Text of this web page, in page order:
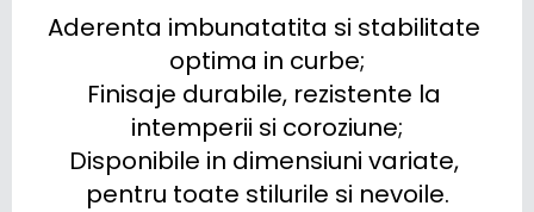
Aderenta imbunatatita si stabilitate
optima in curbe;
Finisaje durabile, rezistente la
intemperii si coroziune;
Disponibile in dimensiuni variate,
pentru toate stilurile si nevoile.